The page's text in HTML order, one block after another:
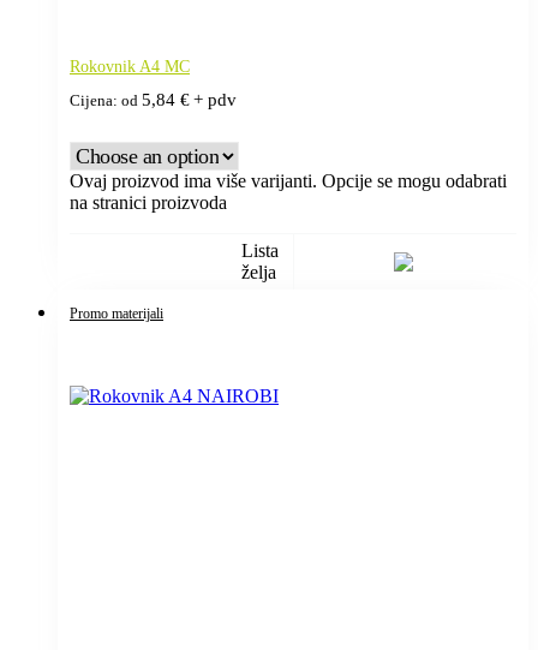
Rokovnik A4 MC
Cijena: od 5,84 €+ pdv
Ovaj proizvod ima više varijanti. Opcije se mogu odabrati
na stranici proizvoda
Lista
želja
Promo materijali